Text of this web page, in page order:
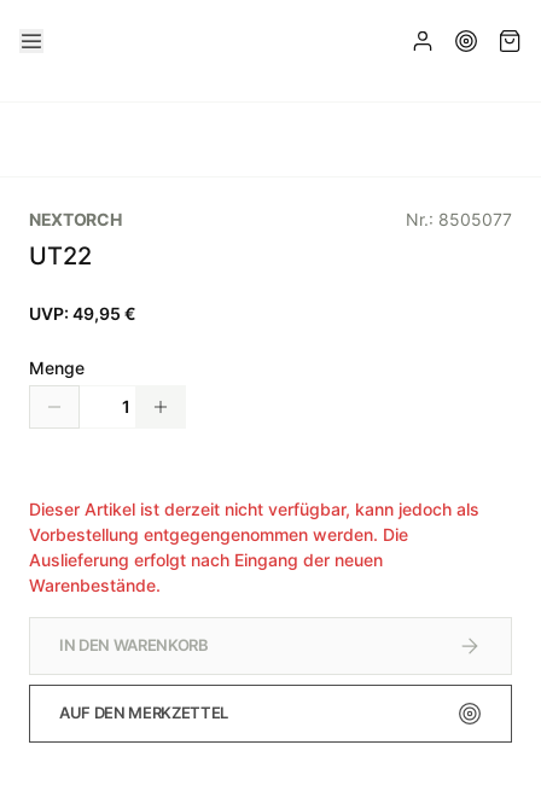
NEXTORCH Nr.: 8505077
UT22
UVP: 49,95 €
Menge
Dieser Artikel ist derzeit nicht verfügbar, kann jedoch als
Vorbestellung entgegengenommen werden. Die
Auslieferung erfolgt nach Eingang der neuen
Warenbestände.
IN DEN WARENKORB
AUF DEN MERKZETTEL